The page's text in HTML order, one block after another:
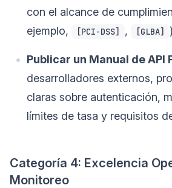
con el alcance de
ejemplo,
[PCI-DSS] , [GLBA]
Publicar un Manual de API
desarrolladores externos,
claras sobre autenticación,
límites de tasa y requisitos
Categoría 4: Excelencia
Monitoreo